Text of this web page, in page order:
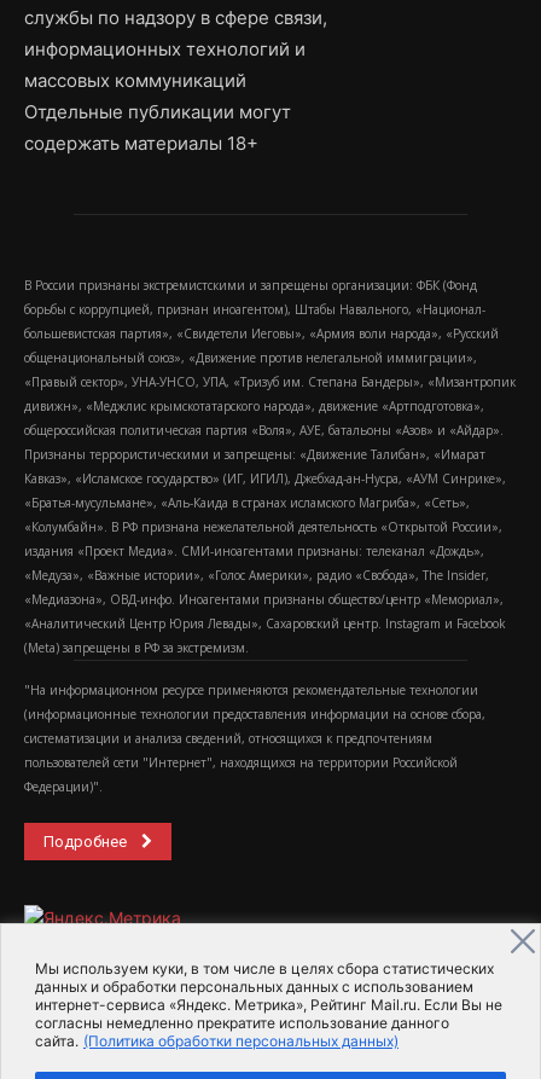
Мы используем куки, в том числе в целях сбора статистических
данных и обработки персональных данных с использованием
интернет-сервиса «Яндекс. Метрика», Рейтинг Mail.ru. Если Вы не
согласны немедленно прекратите использование данного
сайта. (Политика обработки персональных данных)
службы по надзору в сфере связи,
информационных технологий и
массовых коммуникаций
Отдельные публикации могут
содержать материалы 18+
В России признаны экстремистскими и запрещены организации: ФБК (Фонд
борьбы с коррупцией, признан иноагентом), Штабы Навального, «Национал-
большевистская партия», «Свидетели Иеговы», «Армия воли народа», «Русский
общенациональный союз», «Движение против нелегальной иммиграции»,
«Правый сектор», УНА-УНСО, УПА, «Тризуб им. Степана Бандеры», «Мизантропик
дивижн», «Меджлис крымскотатарского народа», движение «Артподготовка»,
общероссийская политическая партия «Воля», АУЕ, батальоны «Азов» и «Айдар».
Признаны террористическими и запрещены: «Движение Талибан», «Имарат
Кавказ», «Исламское государство» (ИГ, ИГИЛ), Джебхад-ан-Нусра, «АУМ Синрике»,
«Братья-мусульмане», «Аль-Каида в странах исламского Магриба», «Сеть»,
«Колумбайн». В РФ признана нежелательной деятельность «Открытой России»,
издания «Проект Медиа». СМИ-иноагентами признаны: телеканал «Дождь»,
«Медуза», «Важные истории», «Голос Америки», радио «Свобода», The Insider,
«Медиазона», ОВД-инфо. Иноагентами признаны общество/центр «Мемориал»,
«Аналитический Центр Юрия Левады», Сахаровский центр. Instagram и Facebook
(Metа) запрещены в РФ за экстремизм.
"На информационном ресурсе применяются рекомендательные технологии
(информационные технологии предоставления информации на основе сбора,
систематизации и анализа сведений, относящихся к предпочтениям
пользователей сети "Интернет", находящихся на территории Российской
Федерации)".
Подробнее
2015-2026- Информационное агентство МедиаПоток
Для справки Об издании Пользовательское соглашение